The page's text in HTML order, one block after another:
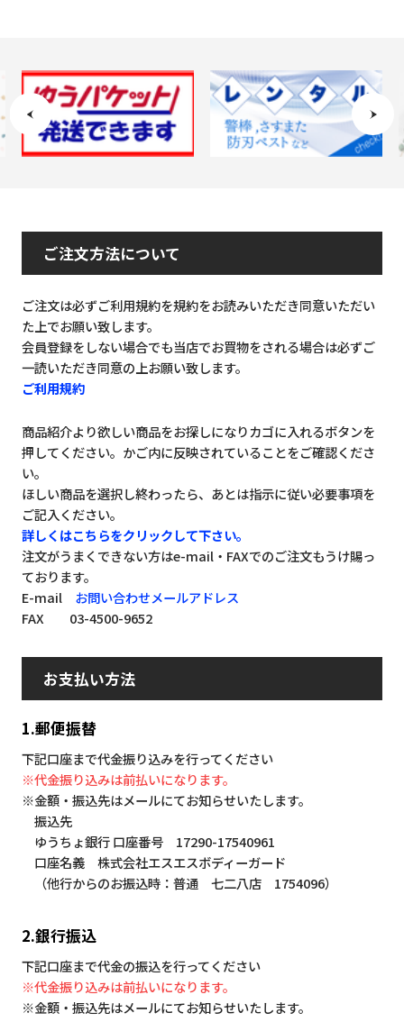
ご注文方法について
ご注文は必ずご利用規約を規約をお読みいただき同意いただい
た上でお願い致します。
会員登録をしない場合でも当店でお買物をされる場合は必ずご
一読いただき同意の上お願い致します。
ご利用規約
商品紹介より欲しい商品をお探しになりカゴに入れるボタンを
押してください。かご内に反映されていることをご確認くださ
い。
ほしい商品を選択し終わったら、あとは指示に従い必要事項を
ご記入ください。
詳しくはこちらをクリックして下さい。
注文がうまくできない方はe-mail・FAXでのご注文もうけ賜っ
ております。
E-mail お問い合わせメールアドレス
FAX 03-4500-9652
お支払い方法
1.郵便振替
下記口座まで代金振り込みを行ってください
※代金振り込みは前払いになります。
※金額・振込先はメールにてお知らせいたします。
振込先
ゆうちょ銀行 口座番号 17290-17540961
口座名義 株式会社エスエスボディーガード
（他行からのお振込時：普通 七二八店 1754096）
2.銀行振込
下記口座まで代金の振込を行ってください
※代金振り込みは前払いになります。
※金額・振込先はメールにてお知らせいたします。